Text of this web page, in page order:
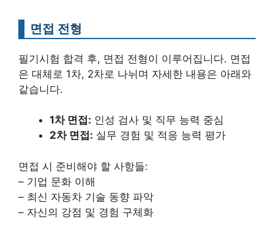
면접 전형
필기시험 합격 후, 면접 전형이 이루어집니다. 면접
은 대체로 1차, 2차로 나뉘며 자세한 내용은 아래와
같습니다.
1차 면접: 인성 검사 및 직무 능력 중심
2차 면접: 실무 경험 및 적응 능력 평가
면접 시 준비해야 할 사항들:
– 기업 문화 이해
– 최신 자동차 기술 동향 파악
– 자신의 강점 및 경험 구체화